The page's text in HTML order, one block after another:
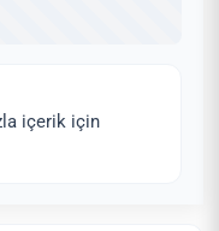
içerik için